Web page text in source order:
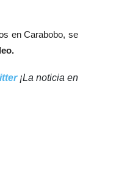
en Carabobo, se
¡La noticia en